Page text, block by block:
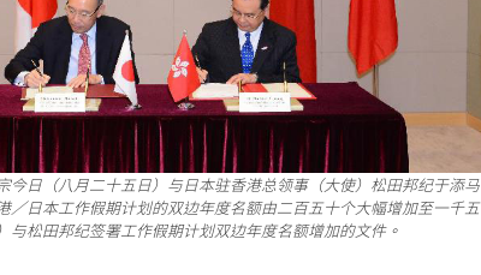
今日（八月二十五日）与日本驻香港总领事（大使）松田邦纪于添马
／日本工作假期计划的双边年度名额由二百五十个大幅增加至一千五
与松田邦纪签署工作假期计划双边年度名额增加的文件。